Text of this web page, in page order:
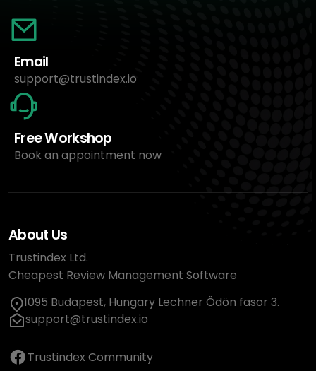
Email
support@trustindex.io
Free Workshop
Book an appointment now
About Us
Trustindex Ltd.
Cheapest Review Management Software
1095 Budapest, Hungary Lechner Ödön fasor 3.
support@trustindex.io
Trustindex Community